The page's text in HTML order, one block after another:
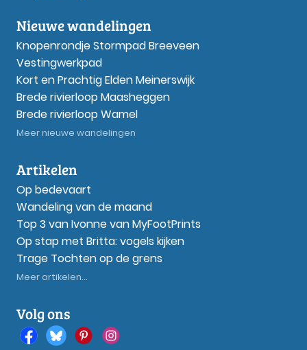
Nieuwe wandelingen
Knopenrondje Stormpad Breeveen
Vestingwerkpad
Kort en Prachtig Elden Meinerswijk
Brede rivierloop Maasheggen
Brede rivierloop Wamel
Meer nieuwe wandelingen
Artikelen
Op bedevaart
Wandeling van de maand
Top 3 van Ivonne van MyFootPrints
Op stap met Britta: vogels kijken
Trage Tochten op de grens
Meer artikelen...
Volg ons